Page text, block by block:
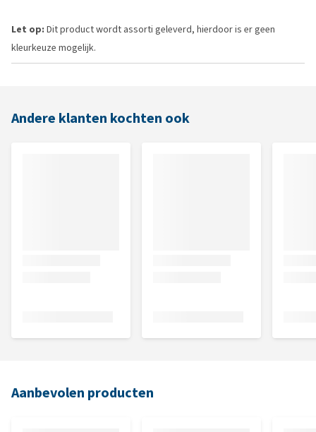
Let op: Dit product wordt assorti geleverd, hierdoor is er geen
kleurkeuze mogelijk.
Andere klanten kochten ook
Aanbevolen producten